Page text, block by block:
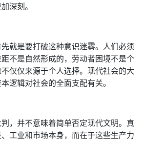
深刻。
就是要打破这种意识迷雾。人们必须
不是自然形成的，劳动者困境不是个
仅仅来源于个人选择。现代社会的大
逻辑对社会的全面支配有关。
，并不意味着简单否定现代文明。真
工业和市场本身，而在于这些生产力